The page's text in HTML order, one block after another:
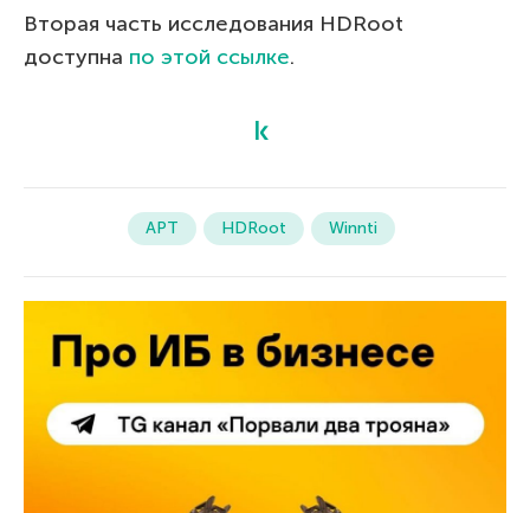
Вторая часть исследования HDRoot
доступна по этой ссылке.
APT HDRoot Winnti